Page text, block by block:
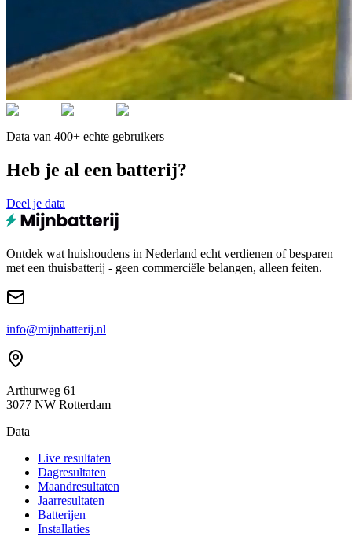
Data van 400+ echte gebruikers
Heb je al een batterij?
Deel je data
Ontdek wat huishoudens in Nederland echt verdienen of besparen
met een thuisbatterij - geen commerciële belangen, alleen feiten.
info@mijnbatterij.nl
Arthurweg 61
3077 NW Rotterdam
Data
Live resultaten
Dagresultaten
Maandresultaten
Jaarresultaten
Batterijen
Installaties